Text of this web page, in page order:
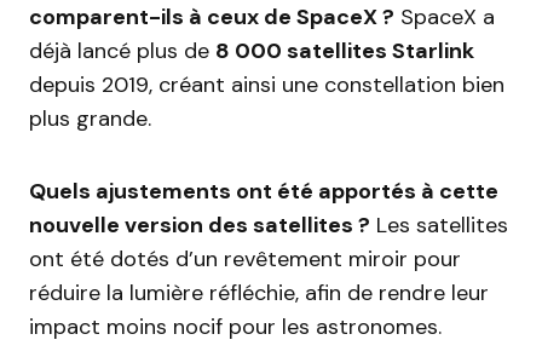
comparent-ils à ceux de SpaceX ? SpaceX a
déjà lancé plus de 8 000 satellites Starlink
depuis 2019, créant ainsi une constellation bien
plus grande.
Quels ajustements ont été apportés à cette
nouvelle version des satellites ? Les satellites
ont été dotés d’un revêtement miroir pour
réduire la lumière réfléchie, afin de rendre leur
impact moins nocif pour les astronomes.